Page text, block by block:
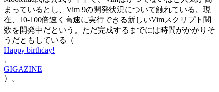
まっているとし、Vim 9の開発状況について触れている。現
在、10-100倍速く高速に実行できる新しいVimスクリプト関
数を開発中だという。ただ完成するまでには時間がかかりそ
うだともしている（
Happy birthday!
GIGAZINE
）。